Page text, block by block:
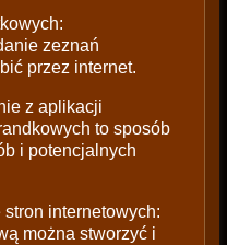
zeznań
przez internet.
z aplikacji
to sposób
i potencjalnych
internetowych:
można stworzyć i